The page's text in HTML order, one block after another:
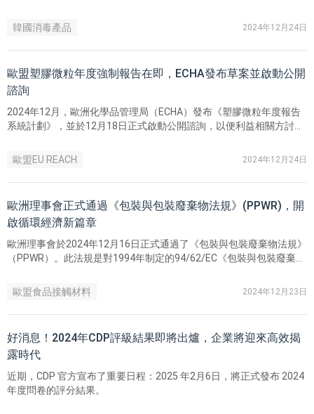
韓國消毒產品
2024年12月24日
歐盟塑膠微粒年度強制報告在即，ECHA發布草案並啟動公開
諮詢
2024年12月，歐洲化學品管理局（ECHA）發布《塑膠微粒年度報告
系統計劃》，並於12月18日正式啟動公開諮詢，以便利益相關方討論
透過ECHA官網了解詳情並提供意見，以協助ECHA制定符合實際的年
度報告細則。
歐盟EU REACH 2024年12月24日
歐洲理事會正式通過《包裝與包裝廢棄物法規》(PPWR)，開
啟循環經濟新篇章
歐洲理事會於2024年12月16日正式通過了《包裝與包裝廢棄物法規》
（PPWR）。此法規是對1994年制定的94/62/EC《包裝與包裝廢棄物
終於獲得批准。
歐盟食品接觸材料 2024年12月23日
好消息！2024年CDP評級結果即將出爐，企業將迎來高效揭
露時代
近期，CDP 官方宣布了重要日程：2025 年2月6日，將正式發布 2024
年度問卷的評分結果。